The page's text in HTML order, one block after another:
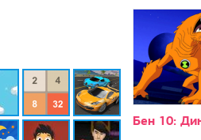
Бен 10: